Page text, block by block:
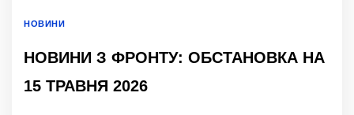
НОВИНИ
НОВИНИ З ФРОНТУ: ОБСТАНОВКА НА
15 ТРАВНЯ 2026